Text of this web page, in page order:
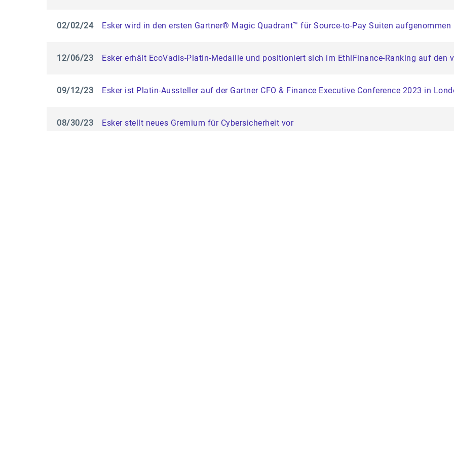
02/02/24 Esker wird in den ersten Gartner® Magic Quadrant™ für Source-to-Pay Suiten aufgenommen
12/06/23 Esker erhält EcoVadis-Platin-Medaille und positioniert sich im EthiFinance-Ranking auf den
09/12/23 Esker ist Platin-Aussteller auf der Gartner CFO & Finance Executive Conference 2023 in
08/30/23 Esker stellt neues Gremium für Cybersicherheit vor